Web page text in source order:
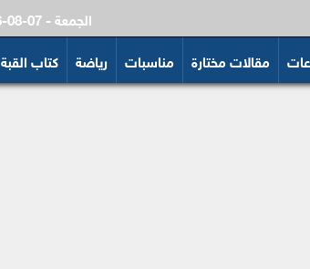
2026-08-07 - الجمعة
مقالات مختارة مناسبات رياضة كتاب القبة